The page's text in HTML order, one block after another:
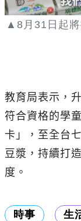
▲ 8 月 31 日起
教育局表示，
符合資格的學
卡」，至全台
豆漿，持續打
度。
時事 生